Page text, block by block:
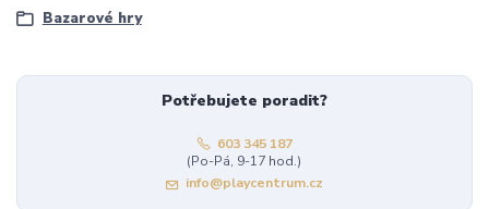
Bazarové hry
Potřebujete poradit?
603 345 187
(Po-Pá, 9-17 hod.)
info@playcentrum.cz